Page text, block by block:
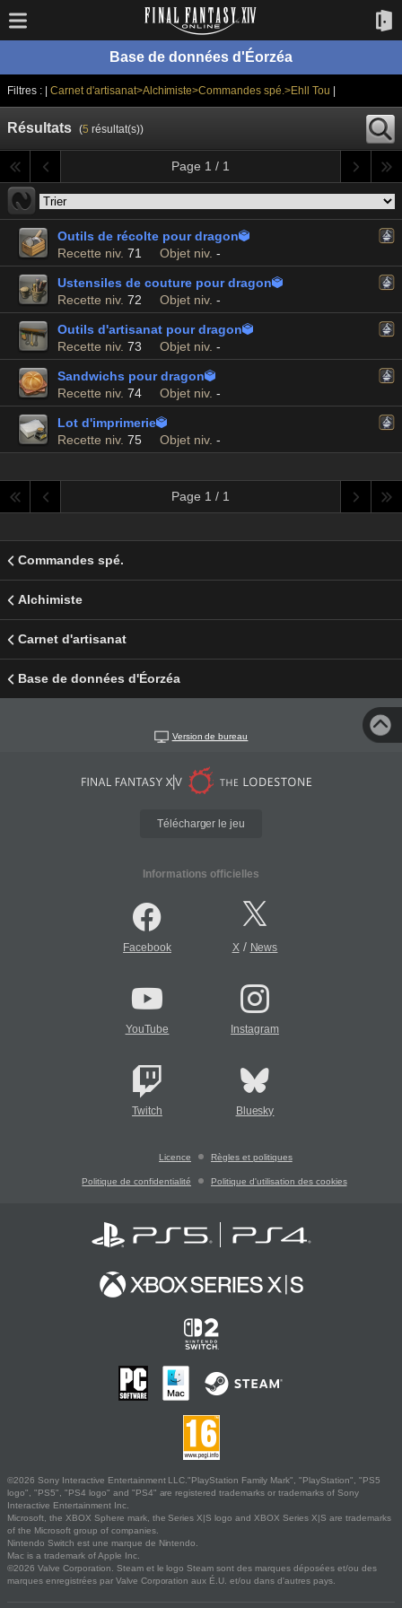
Base de données d'Éorzéa
Filtres : | Carnet d'artisanat>Alchimiste>Commandes spé.>Ehll Tou
Résultats (5 résultat(s))
Page 1 / 1
Outils de récolte pour dragon
Recette niv. 71 Objet niv. -
Ustensiles de couture pour dragon
Recette niv. 72 Objet niv. -
Outils d'artisanat pour dragon
Recette niv. 73 Objet niv. -
Sandwichs pour dragon
Recette niv. 74 Objet niv. -
Lot d'imprimerie
Recette niv. 75 Objet niv. -
Page 1 / 1
Commandes spé.
Alchimiste
Carnet d'artisanat
Base de données d'Éorzéa
Version de bureau
Télécharger le jeu
Informations officielles
Facebook X/ News
YouTube Instagram
Twitch Bluesky
Licence Règles et politiques
Politique de confidentialité Politique d'utilisation des cookies
©2026 Sony Interactive Entertainment LLC."PlayStation Family Mark", "PlayStation", "PS5
logo", "PS5", "PS4 logo" and "PS4" are registered trademarks or trademarks of Sony
Interactive Entertainment Inc.
Microsoft, the XBOX Sphere mark, the Series X|S logo and XBOX Series X|S are trademarks
of the Microsoft group of companies.
Nintendo Switch est une marque de Nintendo.
Mac is a trademark of Apple Inc.
©2026 Valve Corporation. Steam et le logo Steam sont des marques déposées et/ou des
marques enregistrées par Valve Corporation aux É.U. et/ou dans d'autres pays.